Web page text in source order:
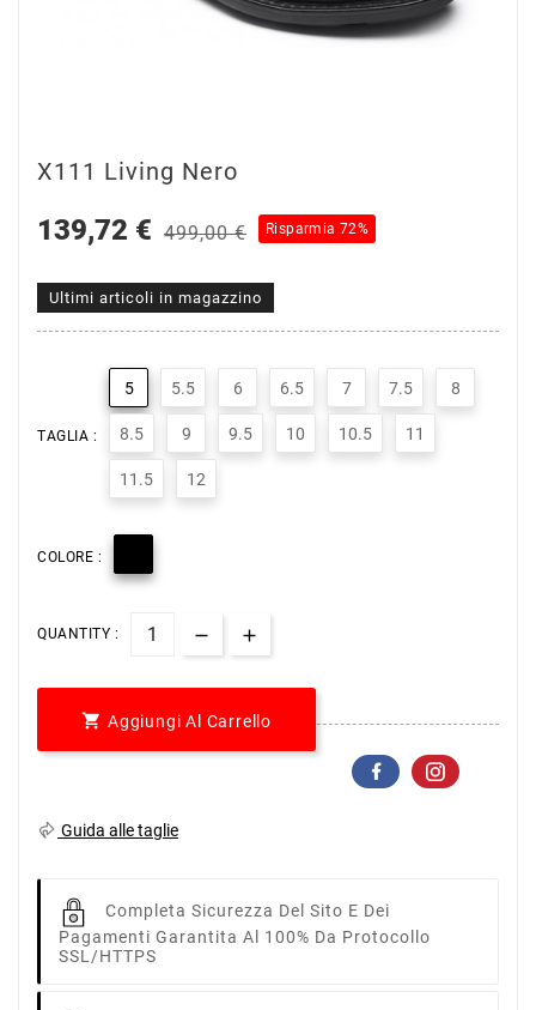
X111 Living Nero
139,72 € 499,00 € Risparmia 72%
Ultimi articoli in magazzino
TAGLIA :
5 5.5 6 6.5 7 7.5 8
8.5 9 9.5 10 10.5 11
11.5 12
COLORE :
QUANTITY :
 Aggiungi Al Carrello
Guida alle taglie
Completa Sicurezza Del Sito E Dei
Pagamenti Garantita Al 100% Da Protocollo
SSL/HTTPS